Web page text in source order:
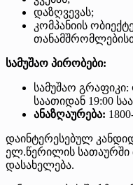
დაზღვევას;
კომპანიის
სამუშაო პირობები:
სამუშაო გრაფიკი:
საათიდან 19:00
ანაზღაურება:
დაინტერესებულ
ელ.წერილის სათაურში
დასახელება.